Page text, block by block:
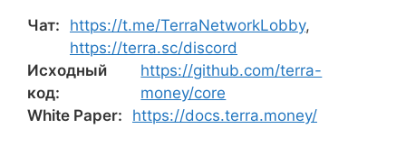
Чат: https://t.me/TerraNetworkLobby,
https://terra.sc/discord
Исходный
код:
https://github.com/terra-
money/core
White Paper:
https://docs.terra.money/